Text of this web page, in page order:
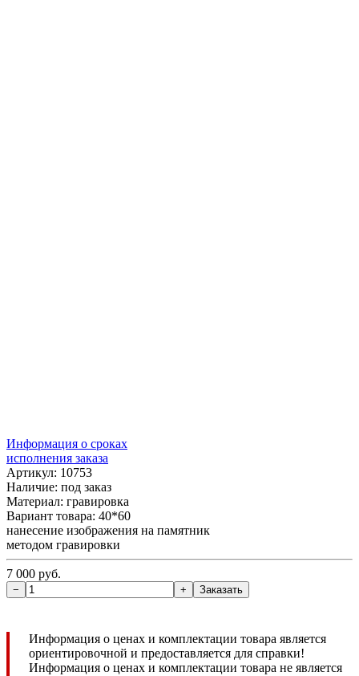
Информация о сроках
исполнения заказа
Артикул: 10753
Наличие: под заказ
Материал: гравировка
Вариант товара: 40*60
нанесение изображения на памятник
методом гравировки
7 000 руб.
Информация о ценах и комплектации товара является
ориентировочной и предоставляется для справки!
Информация о ценах и комплектации товара не является